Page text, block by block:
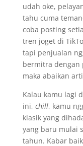
udah oke,
tahu cuma
coba posting
tren joget di
tapi penjualan
bermitra dengan
maka abaikan
Kalau kamu lagi
ini, chill, kamu
klasik yang
yang baru mulai
tahun. Kabar